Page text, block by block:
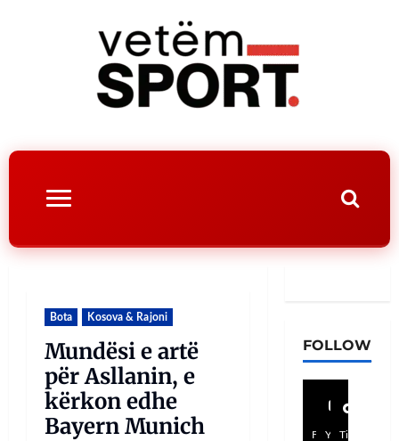
Bota Kosova & Rajoni
Mundësi e artë
për Asllanin, e
kërkon edhe
Bayern Munich
FOLLOW
Facebook
YouTube
TikTok